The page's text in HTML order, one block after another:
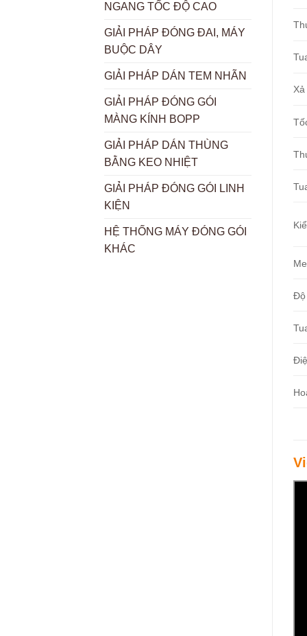
NGANG TỐC ĐỘ CAO
GIẢI PHÁP ĐÓNG ĐAI, MÁY
BUỘC DÂY
GIẢI PHÁP DÁN TEM NHÃN
GIẢI PHÁP ĐÓNG GÓI
MÀNG KÍNH BOPP
GIẢI PHÁP DÁN THÙNG
BẰNG KEO NHIỆT
GIẢI PHÁP ĐÓNG GÓI LINH
KIỆN
HỆ THỐNG MÁY ĐÓNG GÓI
KHÁC
Độ